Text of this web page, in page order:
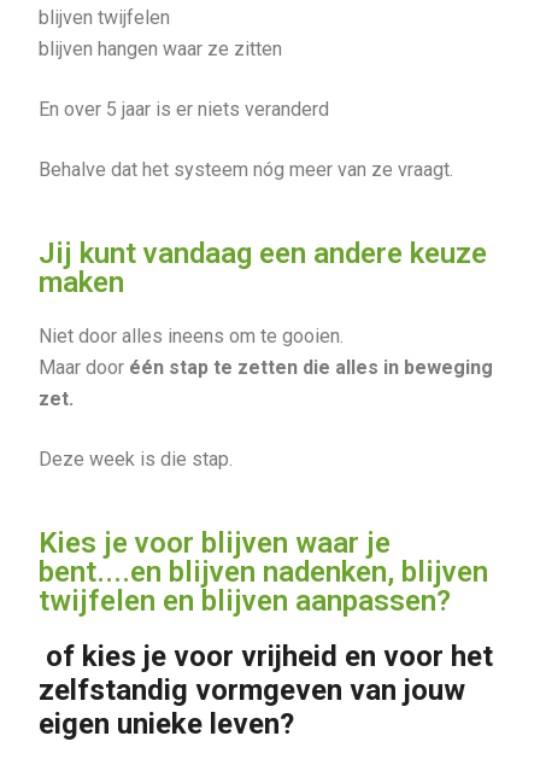
blijven twijfelen
blijven hangen waar ze zitten
En over 5 jaar is er niets veranderd
Behalve dat het systeem nóg meer van ze vraagt.
Jij kunt vandaag een andere keuze
maken
Niet door alles ineens om te gooien.
Maar door één stap te zetten die alles in beweging
zet.
Deze week is die stap.
Kies je voor blijven waar je
bent....en blijven nadenken, blijven
twijfelen en blijven aanpassen?
of kies je voor vrijheid en voor het
zelfstandig vormgeven van jouw
eigen unieke leven?